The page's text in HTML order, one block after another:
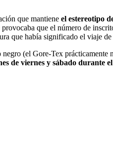
que mantiene el estereotipo
que el número de
que había significado el viaje de
(el Gore-Tex prácticamente
de viernes y sábado durante